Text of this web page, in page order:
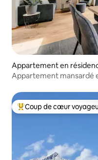
Appartement en
Appartement mansardé
Coups de cœur
Coup de cœur